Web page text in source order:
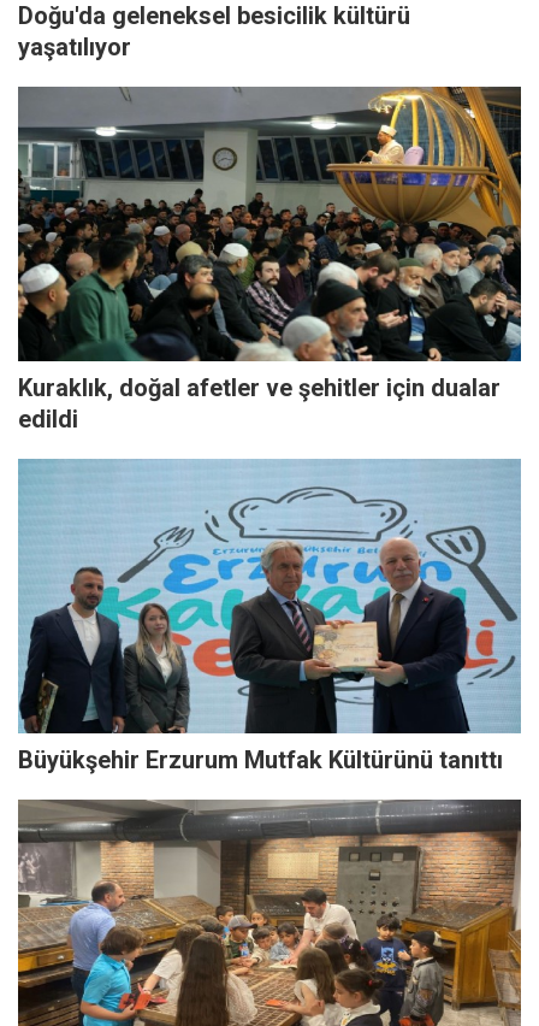
Doğu'da geleneksel besicilik kültürü
yaşatılıyor
Kuraklık, doğal afetler ve şehitler için dualar
edildi
Büyükşehir Erzurum Mutfak Kültürünü tanıttı